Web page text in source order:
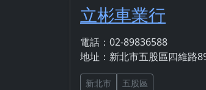
立彬車業行
電話：02-89836588
地址：新北市五股區四維路
新北市 五股區